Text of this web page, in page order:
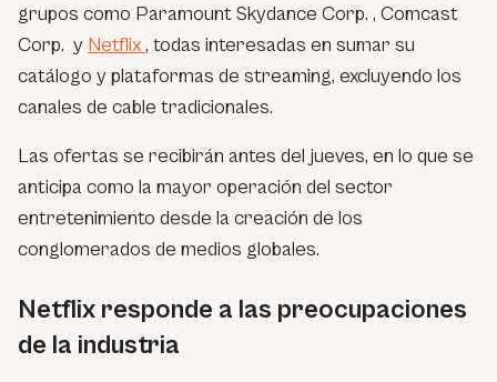
grupos como Paramount Skydance Corp. , Comcast
Corp. y Netflix, todas interesadas en sumar su
catálogo y plataformas de streaming, excluyendo los
canales de cable tradicionales.
Las ofertas se recibirán antes del jueves, en lo que se
anticipa como la mayor operación del sector
entretenimiento desde la creación de los
conglomerados de medios globales.
Netflix responde a las preocupaciones
de la industria